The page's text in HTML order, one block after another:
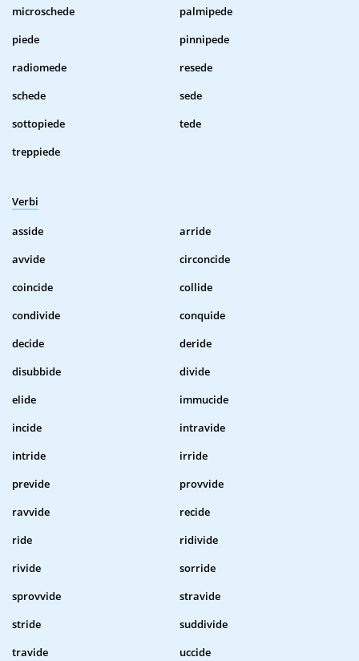
microschede
palmipede
piede
pinnipede
radiomede
resede
schede
sede
sottopiede
tede
treppiede
Verbi
asside
arride
avvide
circoncide
coincide
collide
condivide
conquide
decide
deride
disubbide
divide
elide
immucide
incide
intravide
intride
irride
previde
provvide
ravvide
recide
ride
ridivide
rivide
sorride
sprovvide
stravide
stride
suddivide
travide
uccide